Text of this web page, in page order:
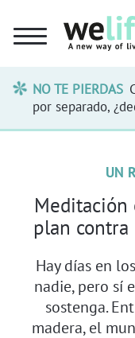
NO TE PIERDAS
por separado,
UN
Meditación
plan
Hay días en
nadie, pero sí
sostenga.
madera, el